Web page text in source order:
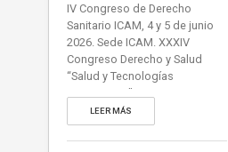
IV Congreso de Derecho
Sanitario ICAM, 4 y 5 de junio
2026. Sede ICAM. XXXIV
Congreso Derecho y Salud
“Salud y Tecnologías
Emergentes”, 27-29.05.26,
Santander. Asociación Juristas
de la Salud. Foro de Derecho
Sanitario del Hospital
LEER MÁS